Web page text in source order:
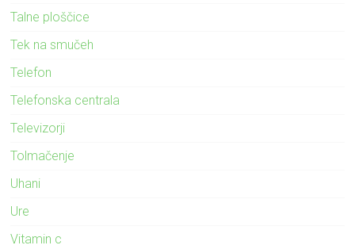
Talne ploščice
Tek na smučeh
Telefon
Telefonska centrala
Televizorji
Tolmačenje
Uhani
Ure
Vitamin c